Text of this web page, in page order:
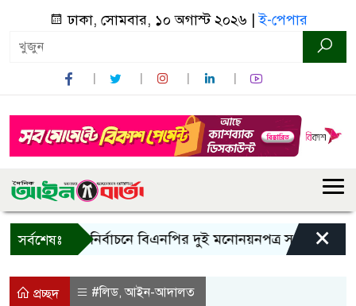
ঢাকা, সোমবার, ১০ অগাস্ট ২০২৬ |ই-পেপার
সর্বশেষঃ
রাষ্ট্রপতি নির্বাচনে বিএনপির দুই মনোনয়নপত্র সংগ্রহ কাল
×
প্রচ্ছদ #লিড,আইন-আদালত